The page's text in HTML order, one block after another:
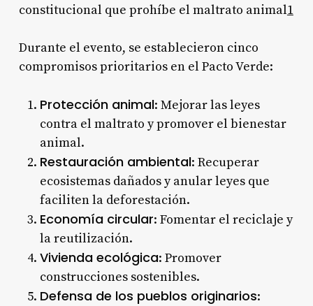
constitucional que prohíbe el maltrato animal1
Durante el evento, se establecieron cinco
compromisos prioritarios en el Pacto Verde:
Protección animal: Mejorar las leyes
contra el maltrato y promover el bienestar
animal.
Restauración ambiental: Recuperar
ecosistemas dañados y anular leyes que
faciliten la deforestación.
Economía circular: Fomentar el reciclaje y
la reutilización.
Vivienda ecológica: Promover
construcciones sostenibles.
Defensa de los pueblos originarios: